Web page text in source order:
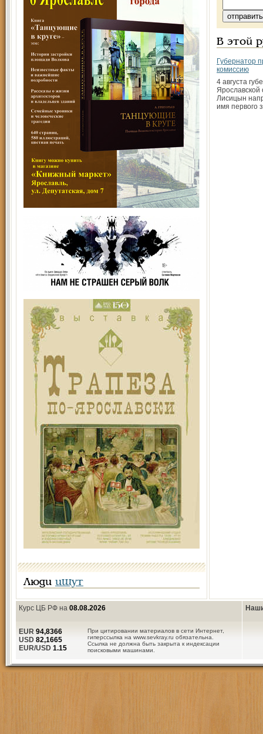
Люди ищут
В этой
Губернатор
комиссию
4 августа
Ярославской
Лисицын
имя первого
Курс ЦБ РФ на 08.08.2026
При цитировании материалов в сети Интернет,
гиперссылка на www.sevkray.ru обязательна.
Ссылка не должна быть закрыта к индексации
поисковыми машинами.
EUR 94,8366
USD 82,1665
EUR/USD 1.15